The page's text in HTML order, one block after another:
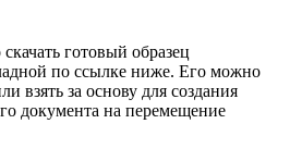
готовый образец
по ссылке ниже. Его можно
взять за основу для создания
документа на перемещение